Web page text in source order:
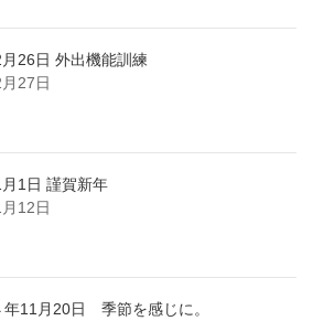
26日 外出機能訓練
27日
1日 謹賀新年
12日
年11月20日 季節を感じに。